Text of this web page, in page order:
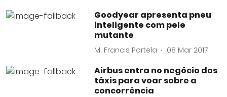
Goodyear apresenta pneu
inteligente com pele
mutante
M. Francis Portela 08 Mar 2017
Airbus entra no negócio dos
táxis para voar sobre a
concorrência